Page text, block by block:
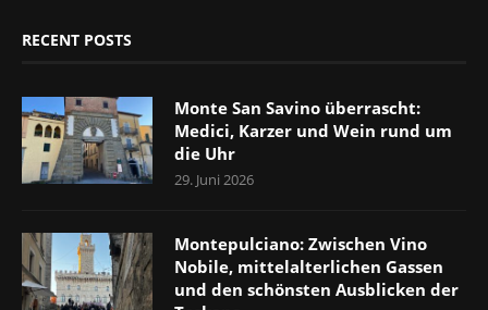
RECENT POSTS
Monte San Savino überrascht:
Medici, Karzer und Wein rund um
die Uhr
29. Juni 2026
Montepulciano: Zwischen Vino
Nobile, mittelalterlichen Gassen
und den schönsten Ausblicken der